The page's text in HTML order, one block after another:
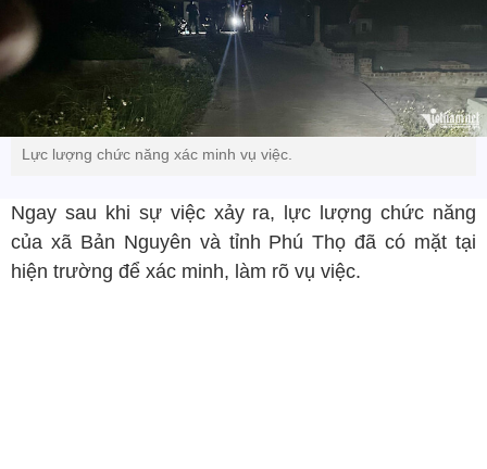
Lực lượng chức năng xác minh vụ việc.
Ngay sau khi sự việc xảy ra, lực lượng chức năng
của xã Bản Nguyên và tỉnh Phú Thọ đã có mặt tại
hiện trường để xác minh, làm rõ vụ việc.